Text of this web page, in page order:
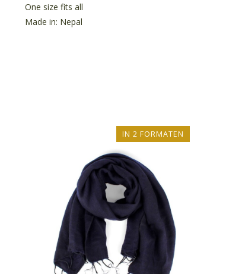
One size fits all
Made in: Nepal
IN 2 FORMATEN